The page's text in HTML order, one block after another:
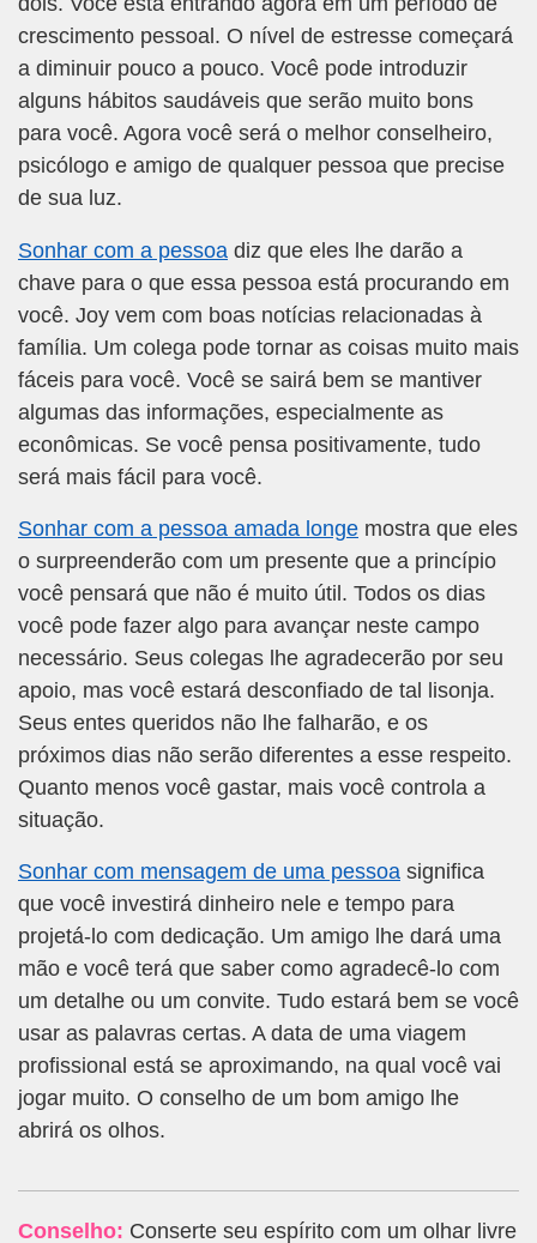
crescimento pessoal. O nível de estresse começará
a diminuir pouco a pouco. Você pode introduzir
alguns hábitos saudáveis que serão muito bons
para você. Agora você será o melhor conselheiro,
psicólogo e amigo de qualquer pessoa que precise
de sua luz.
Sonhar com a pessoa diz que eles lhe darão a
chave para o que essa pessoa está procurando em
você. Joy vem com boas notícias relacionadas à
família. Um colega pode tornar as coisas muito mais
fáceis para você. Você se sairá bem se mantiver
algumas das informações, especialmente as
econômicas. Se você pensa positivamente, tudo
será mais fácil para você.
Sonhar com a pessoa amada longe mostra que eles
o surpreenderão com um presente que a princípio
você pensará que não é muito útil. Todos os dias
você pode fazer algo para avançar neste campo
necessário. Seus colegas lhe agradecerão por seu
apoio, mas você estará desconfiado de tal lisonja.
Seus entes queridos não lhe falharão, e os
próximos dias não serão diferentes a esse respeito.
Quanto menos você gastar, mais você controla a
situação.
Sonhar com mensagem de uma pessoa significa
que você investirá dinheiro nele e tempo para
projetá-lo com dedicação. Um amigo lhe dará uma
mão e você terá que saber como agradecê-lo com
um detalhe ou um convite. Tudo estará bem se você
usar as palavras certas. A data de uma viagem
profissional está se aproximando, na qual você vai
jogar muito. O conselho de um bom amigo lhe
abrirá os olhos.
Conselho: Conserte seu espírito com um olhar livre